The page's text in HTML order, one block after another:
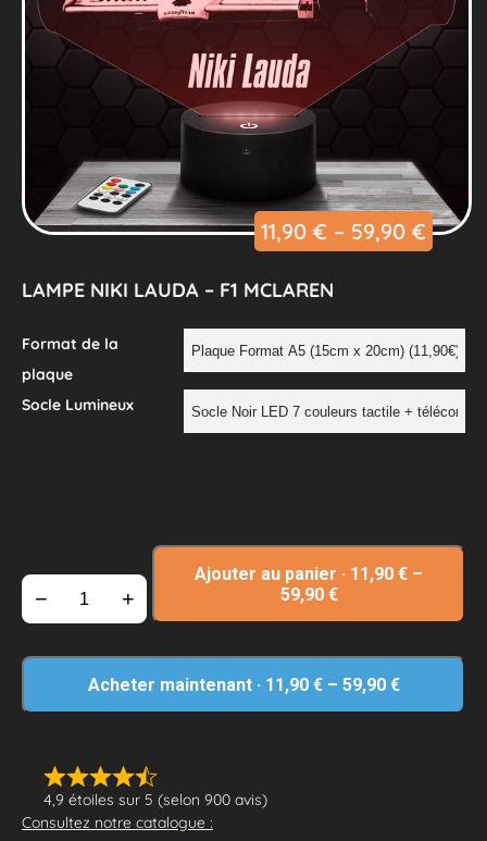
11,90 € – 59,90 €
LAMPE NIKI LAUDA – F1 MCLAREN
4,9 étoiles sur 5 (selon 900 avis)
Consultez notre catalogue :
Format de la
plaque
Socle Lumineux
− +
Ajouter au panier · 11,90 € –
59,90 €
Acheter maintenant · 11,90 €– 59,90 €